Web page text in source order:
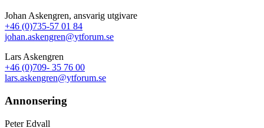
Johan Askengren, ansvarig utgivare
+46 (0)735-57 01 84
johan.askengren@ytforum.se
Lars Askengren
+46 (0)709- 35 76 00
lars.askengren@ytforum.se
Annonsering
Peter Edvall